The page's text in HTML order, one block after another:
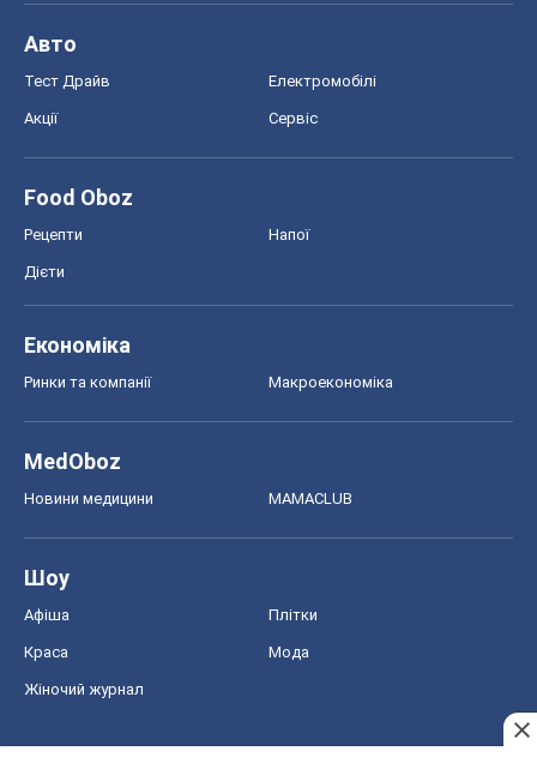
Авто
Тест Драйв Електромобілі
Акції Сервіс
Food Oboz
Рецепти Напої
Дієти
Економіка
Ринки та компанії Макроекономіка
MedOboz
Новини медицини MAMACLUB
Шоу
Афіша Плітки
Краса Мода
Жіночий журнал